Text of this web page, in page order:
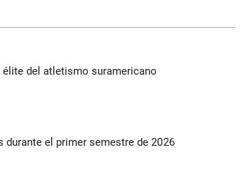
del atletismo suramericano
durante el primer semestre de 2026